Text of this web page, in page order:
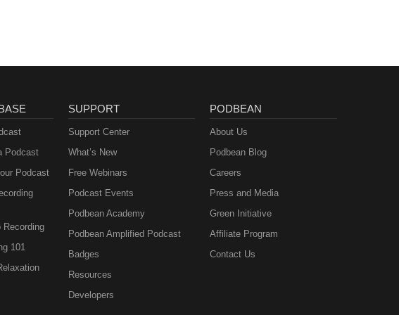
Podcast
Podcast
Recording
101
SUPPORT
Support Center
What’s New
Free Webinars
Podcast Events
Podbean Academy
Podbean Amplified Podcast
Badges
Resources
Developers
PODBEAN
About Us
Podbean Blog
Careers
Press and Media
Green Initiative
Affiliate Program
Contact Us